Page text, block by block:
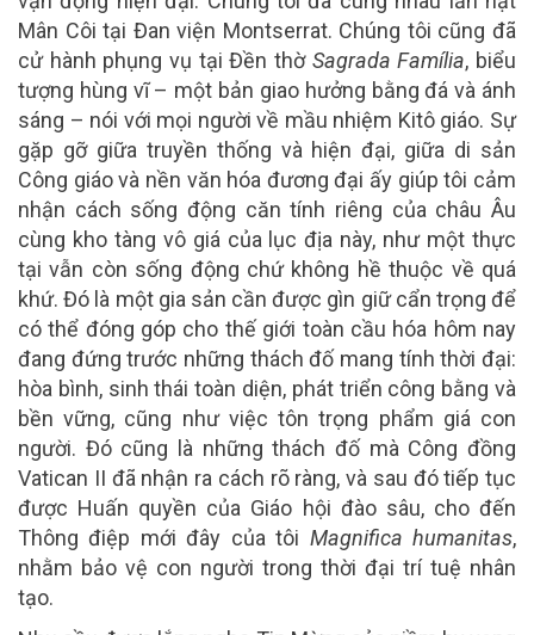
Mân Côi tại Đan viện Montserrat. Chúng tôi cũng đã
cử hành phụng vụ tại Đền thờ Sagrada Família, biểu
tượng hùng vĩ – một bản giao hưởng bằng đá và ánh
sáng – nói với mọi người về mầu nhiệm Kitô giáo. Sự
gặp gỡ giữa truyền thống và hiện đại, giữa di sản
Công giáo và nền văn hóa đương đại ấy giúp tôi cảm
nhận cách sống động căn tính riêng của châu Âu
cùng kho tàng vô giá của lục địa này, như một thực
tại vẫn còn sống động chứ không hề thuộc về quá
khứ. Đó là một gia sản cần được gìn giữ cẩn trọng để
có thể đóng góp cho thế giới toàn cầu hóa hôm nay
đang đứng trước những thách đố mang tính thời đại:
hòa bình, sinh thái toàn diện, phát triển công bằng và
bền vững, cũng như việc tôn trọng phẩm giá con
người. Đó cũng là những thách đố mà Công đồng
Vatican II đã nhận ra cách rõ ràng, và sau đó tiếp tục
được Huấn quyền của Giáo hội đào sâu, cho đến
Thông điệp mới đây của tôi Magnifica humanitas,
nhằm bảo vệ con người trong thời đại trí tuệ nhân
tạo.